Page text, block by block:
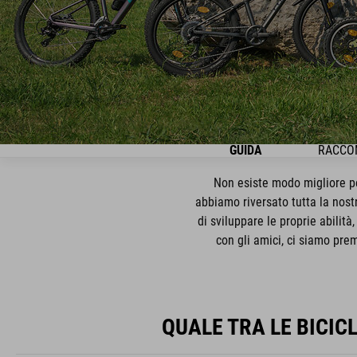
GUIDA
Non esiste modo migliore
abbiamo riversato tutta la
di sviluppare le proprie
con gli amici, ci siamo
QUALE TRA LE